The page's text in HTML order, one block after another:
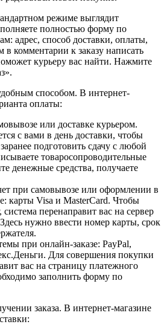
режиме выглядит
полностью форму по
адрес, способ доставки, оплаты,
в комментарии к заказу написать
курьеру вас найти. Нажмите
способом. В интернет-
оплаты:
или доставке курьером.
с вами в день доставки, чтобы
подготовить сдачу с любой
товаросопроводительные
денежные средства, получаете
при самовывозе или оформлении в
карты Visa и MasterCard. Чтобы
перенаправит вас на сервер
нужно ввести номер карты, срок
при онлайн-заказе: PayPal,
Для совершения покупки
вас на страницу платежного
заполнить форму по
заказа. В интернет-магазине